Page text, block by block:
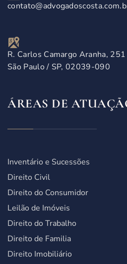
R. Carlos Camargo Aranha,
São Paulo / SP, 02039-090
ÁREAS DE
Inventário e Sucessões
Direito Civil
Direito do Consumidor
Leilão de Imóveis
Direito do Trabalho
Direito de Familia
Direito Imobiliário